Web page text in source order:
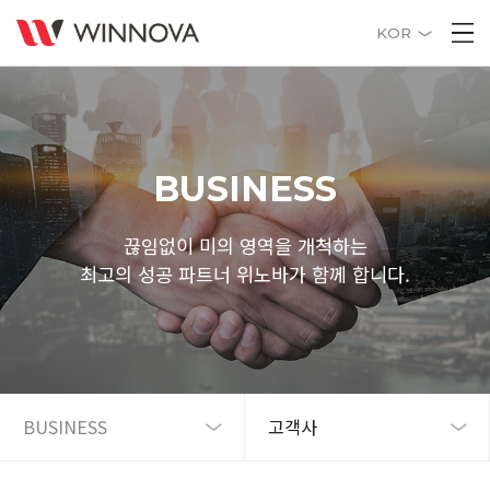
KOR
BUSINESS
끊임없이 미의 영역을 개척하는
최고의 성공 파트너 위노바가 함께 합니다.
BUSINESS 고객사